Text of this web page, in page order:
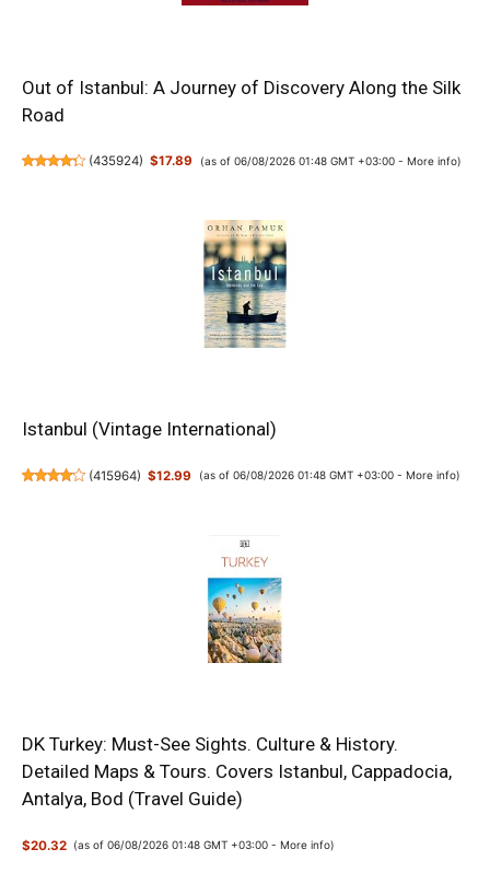
Out of Istanbul: A Journey of Discovery Along the Silk
Road
(435924) $17.89 (as of 06/08/2026 01:48 GMT +03:00 - More info)
Istanbul (Vintage International)
(415964) $12.99 (as of 06/08/2026 01:48 GMT +03:00 - More info)
DK Turkey: Must-See Sights. Culture & History.
Detailed Maps & Tours. Covers Istanbul, Cappadocia,
Antalya, Bod (Travel Guide)
$20.32 (as of 06/08/2026 01:48 GMT +03:00 -More info)